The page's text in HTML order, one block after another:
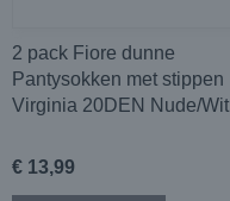
2 pack Fiore dunne
Pantysokken met stippen
Virginia 20DEN Nude/Wit
€ 13,99